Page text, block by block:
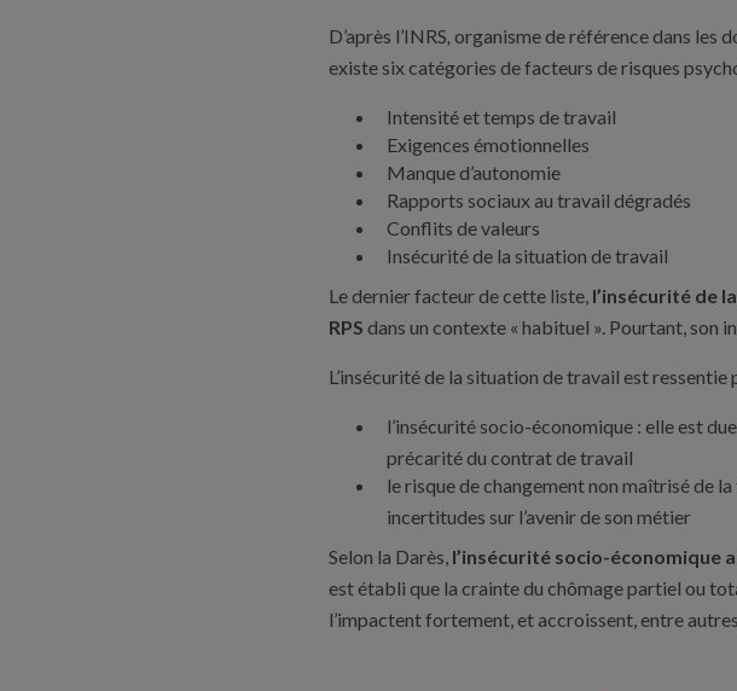
D’après l’INRS, organisme de référence dans les
existe six catégories de facteurs de risques
Intensité et temps de travail
Exigences émotionnelles
Manque d’autonomie
Rapports sociaux au travail dégradés
Conflits de valeurs
Insécurité de la situation de travail
Le dernier facteur de cette liste, l’insécurité de
RPS dans un contexte « habituel ». Pourtant, son
L’insécurité de la situation de travail est
l’insécurité socio-économique : elle est
précarité du contrat de travail
le risque de changement non maîtrisé de
incertitudes sur l’avenir de son métier
Selon la Darès, l’insécurité socio-économique
est établi que la crainte du chômage partiel ou
l’impactent fortement, et accroissent, entre